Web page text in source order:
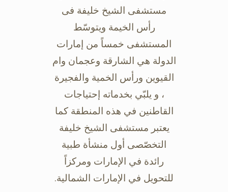
مستشفى الشيخ خليفة فى
رأس الخيمة ويتوسّط
‏المستشفى خمساً من إمارات
الدولة هي الشارقة وعجمان وام
القيوين ورأس الخمية ‏والفجيرة
، و يلبّي بخدماته إحتياجات
القاطنين في هذه المنطقة كما
يعتبر مستشفى ‏الشيخ خليفة
التخصّصى أول منشأة طبية
رائدة في الإمارات ومركزاً
للتحويل في ‏الإمارات الشمالية.‏